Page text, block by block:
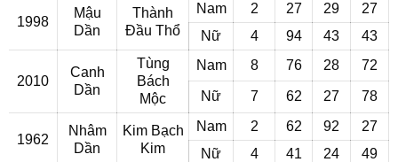
1998
Mậu
Dần
Thành
Đầu Thổ
Nam 2 27 29
27
Nữ
4 94 43 43
2010
Canh
Dần
Tùng
Bách
Mộc
Nam 8 76 28 72
Nữ 7 62 27 78
1962
Nhâm
Dần
Kim Bạch
Kim
Nam 2 62 92
27
Nữ
4 41 24
49